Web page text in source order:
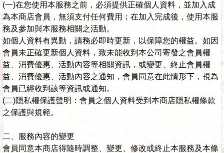
(一)在您使用本服務之前，必須提供正確個人資料，並加入成
為本商店會員，無須支付任何費用；在加入完成後，使用本服
務及參加與本服務相關之活動。
如個人資料有異動，請務必即時更新，以保障您的權益。如因
會員未正確更新個人資料，致未能收到本公司寄發之會員權
益、消費優惠、活動內容等相關資訊，或變更、終止會員權
益、消費優惠、活動內容之通知，會員同意在此情形下，視為
會員已經收到該等資訊或通知。
(二)隱私權保護聲明：會員之個人資料受到本商店隱私權條款
之保護與規範。
二、服務內容的變更
會員同意本商店得隨時調整、變更、修改或終止本服務及本條